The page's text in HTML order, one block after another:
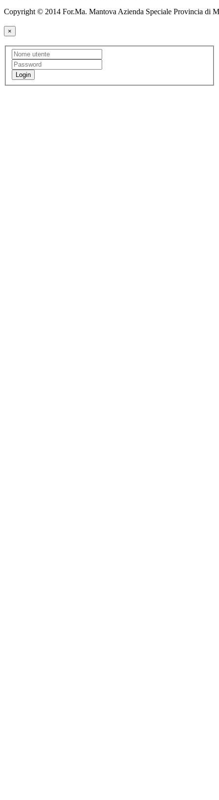
Copyright © 2014 For.Ma. Mantova Azienda Speciale Provincia di
×
Login